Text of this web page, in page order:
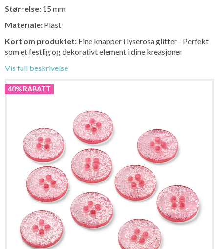
Størrelse: 15 mm
Materiale: Plast
Kort om produktet: Fine knapper i lyserosa glitter - Perfekt
som et festlig og dekorativt element i dine kreasjoner
Vis full beskrivelse
40% RABATT